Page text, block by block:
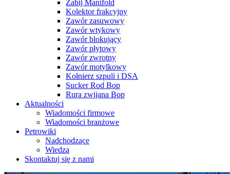
Zabij Manifold
Kolektor frakcyjny
Zawór zasuwowy
Zawór wtykowy
Zawór blokujący
Zawór płytowy
Zawór zwrotny
Zawór motylkowy
Kołnierz szpuli i DSA
Sucker Rod Bop
Rura zwijana Bop
Aktualności
Wiadomości firmowe
Wiadomości branżowe
Petrowiki
Nadchodzące
Wiedza
Skontaktuj się z nami